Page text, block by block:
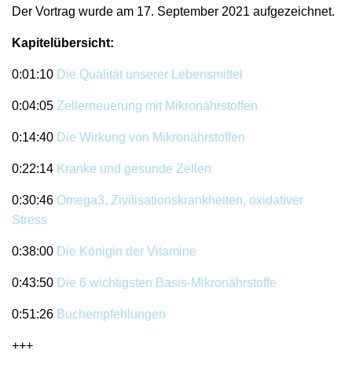
Der Vortrag wurde am 17. September 2021 aufgezeichnet.
Kapitelübersicht:
0:01:10 Die Qualität unserer Lebensmittel
0:04:05 Zellerneuerung mit Mikronährstoffen
0:14:40 Die Wirkung von Mikronährstoffen
0:22:14 Kranke und gesunde Zellen
0:30:46 Omega3, Zivilisationskrankheiten, oxidativer
Stress
0:38:00 Die Königin der Vitamine
0:43:50 Die 6 wichtigsten Basis-Mikronährstoffe
0:51:26 Buchempfehlungen
+++